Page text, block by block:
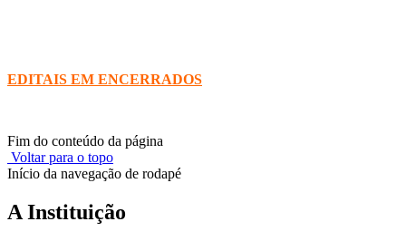
EDITAIS EM ENCERRADOS
Fim do conteúdo da página
Voltar para o topo
Início da navegação de rodapé
A Instituição